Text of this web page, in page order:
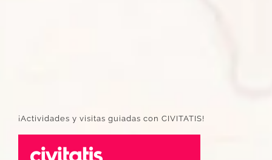
¡Actividades y visitas guiadas con CIVITATIS!